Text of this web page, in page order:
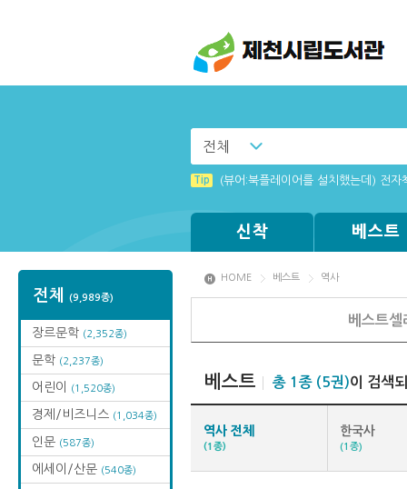
전체
Tip (뷰어:북플레이어를 설치했는데) 전자
신착 베스트
전체 (9,989종)
장르문학 (2,352종)
문학 (2,237종)
어린이 (1,520종)
경제/비즈니스 (1,034종)
인문 (587종)
에세이/산문 (540종)
HOME 베스트 역사
베스트
베스트 총 1종 (5권)이 검색
역사 전체
(1종)
한국사
(1종)